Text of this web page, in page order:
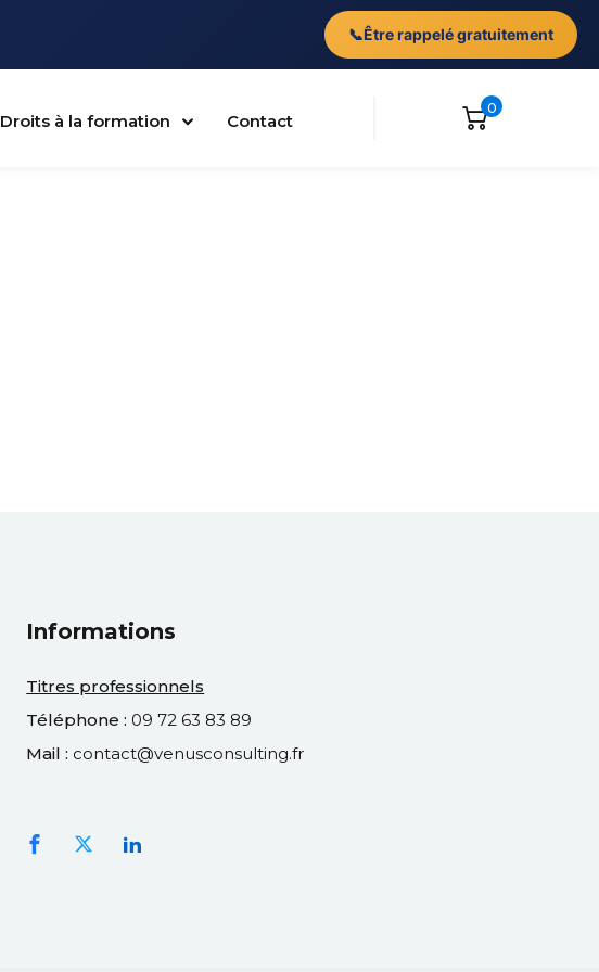
📞Être rappelé gratuitement
Droits à la formation Contact
0
Informations
Titres professionnels
Téléphone : 09 72 63 83 89
Mail : contact@venusconsulting.fr